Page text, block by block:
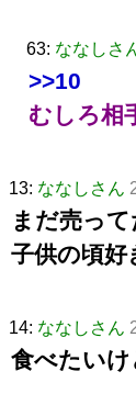
63: ななしさ
>>10
むしろ相
13: ななしさん
まだ売っ
子供の頃
14: ななしさん
食べたい